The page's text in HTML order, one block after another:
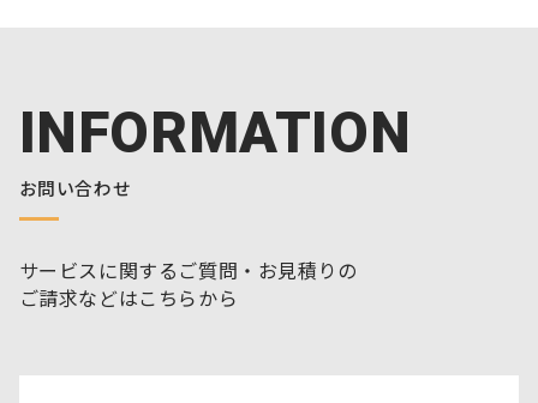
INFORMATION
お問い合わせ
サービスに関するご質問・お見積りの
ご請求などはこちらから